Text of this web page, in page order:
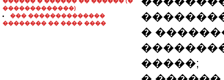
�������������)
��� ��������������
�������� �� ���� ����
�
�����;